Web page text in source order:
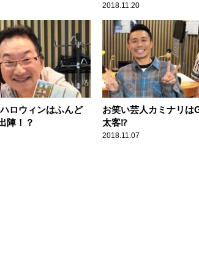
2018.11.20
ロウィンはふんど
陣！？
お笑い芸人カミナリは
太客⁉
2018.11.07